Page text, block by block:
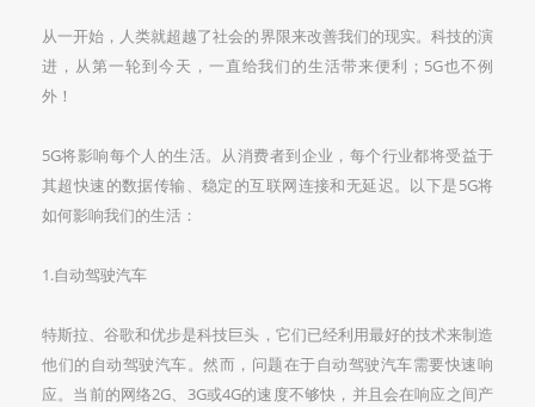
从一开始，人类就超越了社会的界限来改善我们的现实。科技的演
进，从第一轮到今天，一直给我们的生活带来便利；5G也不例
外！
5G将影响每个人的生活。从消费者到企业，每个行业都将受益于
其超快速的数据传输、稳定的互联网连接和无延迟。以下是5G将
如何影响我们的生活：
1.自动驾驶汽车
特斯拉、谷歌和优步是科技巨头，它们已经利用最好的技术来制造
他们的自动驾驶汽车。然而，问题在于自动驾驶汽车需要快速响
应。当前的网络2G、3G或4G的速度不够快，并且会在响应之间产